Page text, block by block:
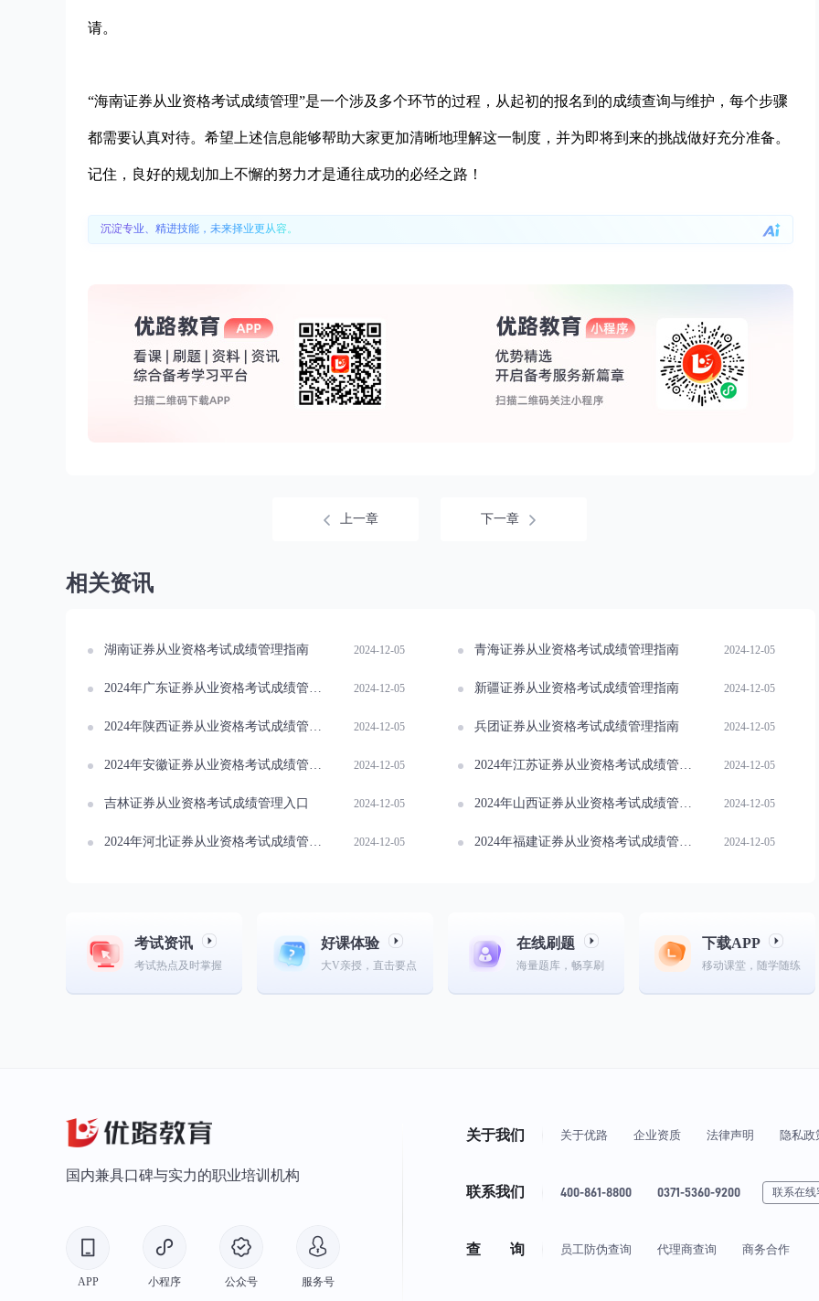
请。
“海南证券从业资格考试成绩管理”是一个涉及多个环节的过程，从起初的报名到的成绩查询与维护，每个步骤
都需要认真对待。希望上述信息能够帮助大家更加清晰地理解这一制度，并为即将到来的挑战做好充分准备。
记住，良好的规划加上不懈的努力才是通往成功的必经之路！
沉淀专业、精进技能，未来择业更从容。
上一章 下一章
相关资讯
湖南证券从业资格考试成绩管理指南 2024-12-05 青海证券从业资格考试成绩管理指南 2024-12-05
2024年广东证券从业资格考试成绩管理指南 2024-12-05 新疆证券从业资格考试成绩管理指南 2024-12-05
2024年陕西证券从业资格考试成绩管理指南 2024-12-05 兵团证券从业资格考试成绩管理指南 2024-12-05
2024年安徽证券从业资格考试成绩管理指南 2024-12-05 2024年江苏证券从业资格考试成绩管理指南 2024-12-05
吉林证券从业资格考试成绩管理入口 2024-12-05 2024年山西证券从业资格考试成绩管理指南 2024-12-05
2024年河北证券从业资格考试成绩管理指南 2024-12-05 2024年福建证券从业资格考试成绩管理指南 2024-12-05
考试资讯
考试热点及时掌握
好课体验
大V亲授，直击要点
在线刷题
海量题库，畅享刷
下载APP
移动课堂，随学随练
国内兼具口碑与实力的职业培训机构
APP 小程序 公众号 服务号
关于我们 关于优路 企业资质 法律声明 隐私政
联系我们 400-861-8800 0371-5360-9200 联系在线
查 询 员工防伪查询 代理商查询 商务合作